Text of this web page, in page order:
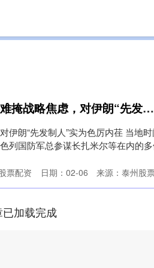
炫多配资 美以军事勾连难掩战略焦虑，对伊朗“先发制人”实为色厉内荏
伊朗“先发制人”实为色厉内荏 当地
列国防军总参谋长扎米尔等在内的
日期：02-06 来源：泰州股
票配资
加载完成